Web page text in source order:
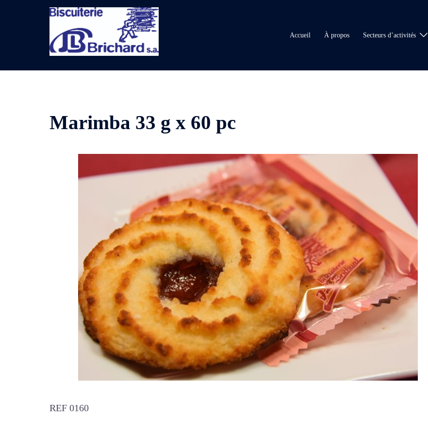
Accueil À propos Secteurs d’activités
Marimba 33 g x 60 pc
REF 0160